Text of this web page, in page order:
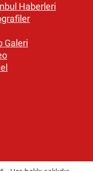
Haberleri
Galeri